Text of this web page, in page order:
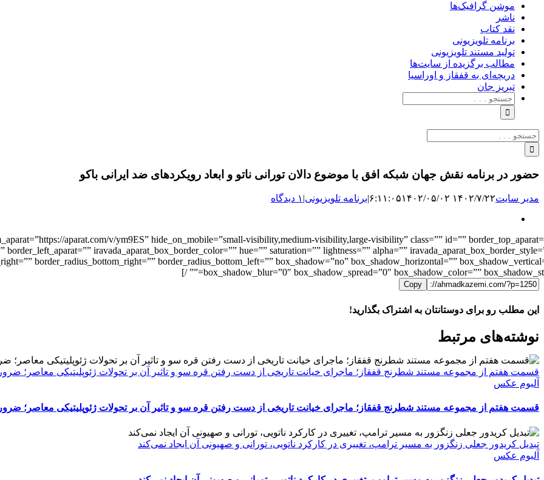
موشن گرافیک‌ها
ناشر
نقد کتاب
برنامه‌ تلویزیونی
تولید مستند تلویزیونی
مطالب برگزیده از سایت‌ها
دریچه‌ای به قفقاز و اوراسیا
تبریزِ جان
جستجو
برای:
جستجو
برای:
حضور در برنامه نقش جهان شبکه افق با موضوع دالان تورانی ناتو و ابعاد رویکردهای ضد ایرانی باکو
مدیر سایت۱۴۰۲/۷/۲۲ ۶:۱۱:۰۵ ۱۴۰۲/۰۵/۰۲ |برنامه‌ تلویزیونی| ۱ دیدگاه
بزرگ
aparat.com/v/ym9ES” hide_on_mobile=”small-visibility,medium-visibility,large-visibility” class=”” id=””
border_left_aparat=”” iravada_aparat_box_border_color=”” hue=”” saturation=”” lightness=”” alpha=””
border_radius_bottom_right=”” border_radius_bottom_left=”” box_shadow=”no” box_shadow_horizontal=””
box_shadow_blur=”0″ box_shadow_spread=”0″ box_shadow_color=””
Copy
این مطلب رو برای دوستانتان به اشتراک بگذارید!
FacebookX
LinkedIn
WhatsApp
Telegram
ایمیل
نوشته‌‌های مرتبط
قسمت هفتم از مجموعه مستند شطرنج قفقاز؛ ماجرای خیانت تاریخی از دست رفتن قره سو و تاثیر آن بر تحولات ژئوپلیتیکی معاصر؛
آلبوم عکس
قسمت هفتم از مجموعه مستند شطرنج قفقاز؛ ماجرای خیانت تاریخی از دست رفتن قره سو و تاثیر آن بر تحولات ژئوپلیتیکی معاصر؛
تبدیل کریدور جعلی زنگزور به مسیر ترامپ، تغییری در کارکرد ناتویی، تورانی و صهیونی آن ایجاد نمی‌کند
آلبوم عکس